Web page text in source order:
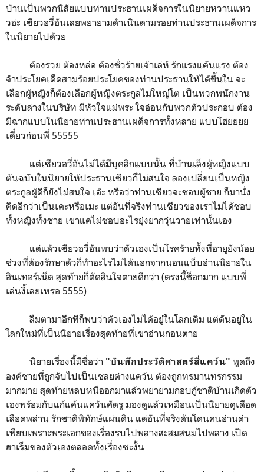
บ้านเป็นพวกนิสัยแบบท่านประธานเผด็จการในนิยายหวานแหว
วอ่ะ เซียวอวี่อันเลยพยายามดำเนินตามรอยท่านประธานเผด็จการ
ในนิยายไปด้วย
ต้องรวย ต้องหล่อ ต้องชั่วร้ายเจ้าเล่ห์ รักแรงแค้นแรง ต้อง
จำประโยคเด็ดสามร้อยประโยคของท่านประธานให้ได้ขึ้นใน จะ
เลือกผู้หญิงก็ต้องเลือกผู้หญิงตระกูลไม่ใหญ่โต เป็นพวกพนักงาน
ระดับล่างในบริษัท มีหัวใจแม่พระ ใจอ่อนกับพวกตัวประกอบ ต้อง
มีฉากแบบในนิยายท่านประธานเผด็จการทั้งหลาย แบบโฮ่ยยยย
เดี๋ยวก่อนพี่ 55555
แต่เซียวอวี่อันไม่ได้มีบุคลิกแบบนั้น ที่บ้านเล็งผู้หญิงแบบ
ต้นฉบับในนิยายให้ประธานเซียวก็ไม่สนใจ ลองเปลี่ยนเป็นหญิง
ตระกูลผู้ดีก็ยังไม่สนใจ เอ๊ะ หรือว่าท่านเซียวจะชอบผู้ชาย ก็มานั่ง
คิดอีกว่าเป็นเคะหรือเมะ แต่อันที่จริงท่านเซียวของเราไม่ได้ชอบ
ทั้งหญิงทั้งชาย เขาแค่ไม่ชอบอะไรยุ่งยากวุ่นวายเท่านั้นเอง
แต่แล้วเซียวอวี่อันพบว่าตัวเองเป็นโรคร้ายทั้งที่อายุยังน้อย
ช่วงที่ต้องรักษาตัวก็ทำอะไรไม่ได้นอกจากนอนแบ็บอ่านนิยายใน
อินเทอร์เน็ต สุดท้ายก็ตัดสินใจตายดีกว่า (ตรงนี้ช็อกมาก แบบพี่
เล่นงี้เลยเหรอ 5555)
ลืมตามาอีกทีก็พบว่าตัวเองไม่ได้อยู่ในโลกเดิม แต่ดันอยู่ใน
โลกใหม่ที่เป็นนิยายเรื่องสุดท้ายที่เขาอ่านก่อนตาย
นิยายเรื่องนี้มีชื่อว่า "บันทึกประวัติศาสตร์สี่แคว้น" พูดถึง
องค์ชายที่ถูกจับไปเป็นเชลยต่างแคว้น ต้องถูกทรมานทรกรรม
มากมาย สุดท้ายหลบหนีออกมาแล้วพยายามกอบกู้ชาติบ้านเกิดตัว
เองพร้อมกับแก้แค้นแคว้นศัตรู มองดูแล้วเหมือนเป็นนิยายดุเดือด
เลือดพล่าน รักชาติพิทักษ์แผ่นดิน แต่อันที่จริงดันโดนคนอ่านด่า
เพียบเพราะพระเอกของเรื่องรบไปพลางสะสมสนมไปพลาง เปิด
ฮาเร็มของตัวเองตลอดทั้งเรื่องซะงั้น